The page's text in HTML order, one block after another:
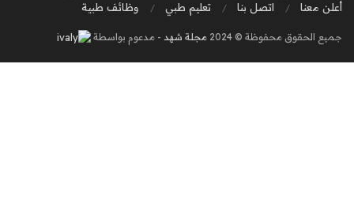
أعلن معنا
اتصل بنا تعليم طبي وظائف طبية
جميع الحقوق محفوظة © 2024 مجلة شهد - مدعوم بواسطة